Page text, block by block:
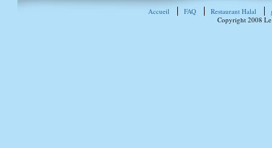
Accueil FAQ Restaurant Halal
Copyright 2008